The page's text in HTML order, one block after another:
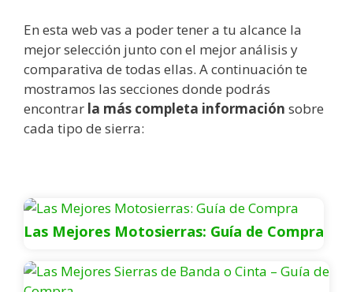
En esta web vas a poder tener a tu alcance la
mejor selección junto con el mejor análisis y
comparativa de todas ellas. A continuación te
mostramos las secciones donde podrás
encontrar la más completa información sobre
cada tipo de sierra:
Las Mejores Motosierras: Guía de Compra